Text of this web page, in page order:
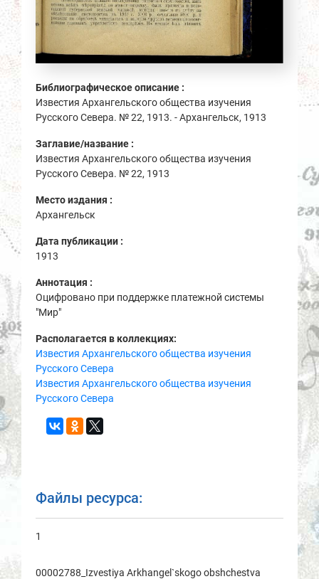
Библиографическое описание :
Известия Архангельского общества изучения
Русского Севера. № 22, 1913. - Архангельск, 1913
Заглавие/название :
Известия Архангельского общества изучения
Русского Севера. № 22, 1913
Место издания :
Архангельск
Дата публикации :
1913
Аннотация :
Оцифровано при поддержке платежной системы
"Мир"
Располагается в коллекциях:
Известия Архангельского общества изучения
Русского Севера
Известия Архангельского общества изучения
Русского Севера
Файлы ресурса:
1
00002788_Izvestiya Arkhаngel`skogo obshchestvа